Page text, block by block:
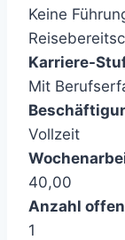
Keine
Karriere-
Mit
Vollzeit
40,00
Anzahl
1